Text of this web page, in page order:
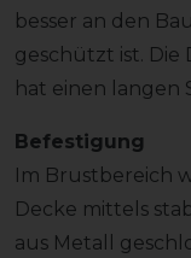
besser an den
geschützt ist. Die
hat einen langen
Befestigung
Im Brustbereich
Decke mittels
aus Metall